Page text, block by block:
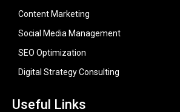
Content Marketing
Social Media Management
SEO Optimization
Digital Strategy Consulting
Useful Links